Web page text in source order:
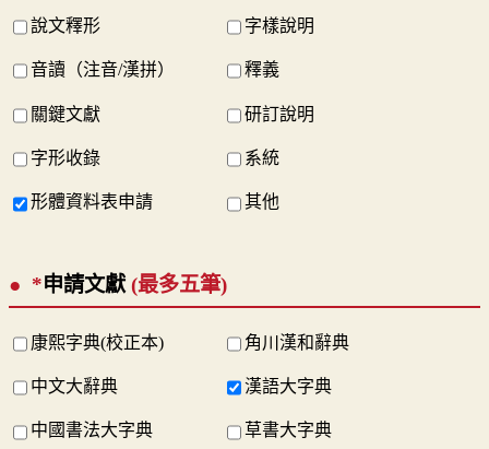
說文釋形 字樣說明
音讀（注音/漢拼） 釋義
關鍵文獻 研訂說明
字形收錄 系統
形體資料表申請 其他
*申請文獻 (最多五筆)
康熙字典(校正本) 角川漢和辭典
中文大辭典 漢語大字典
中國書法大字典 草書大字典